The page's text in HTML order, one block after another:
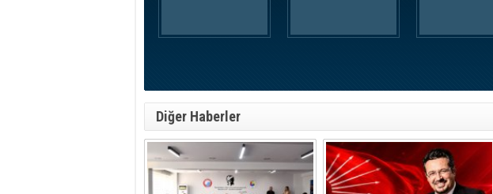
Diğer Haberler